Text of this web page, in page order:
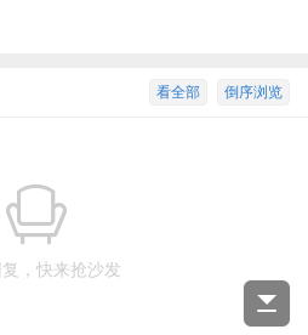
倒序浏览
看全部
，快来抢沙发